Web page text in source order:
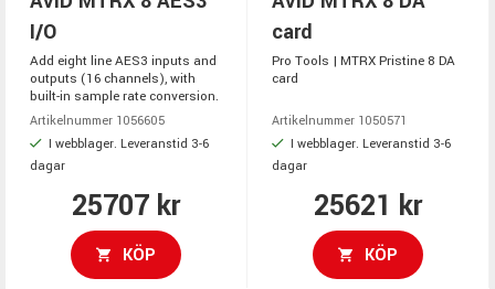
I/O
Add eight line AES3 inputs and
outputs (16 channels), with
built-in sample rate conversion.
Artikelnummer 1056605
I webblager. Leveranstid 3-6
dagar
25707 kr
KÖP
card
Pro Tools | MTRX Pristine 8 DA
card
Artikelnummer 1050571
I webblager. Leveranstid 3-6
dagar
25621 kr
KÖP